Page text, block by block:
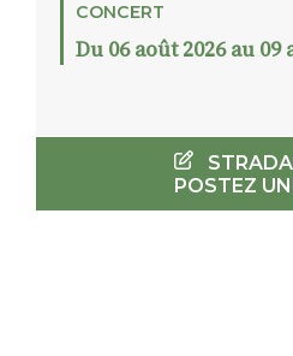
CONCERT
Du 06 août 2026 au 09
POSTEZ